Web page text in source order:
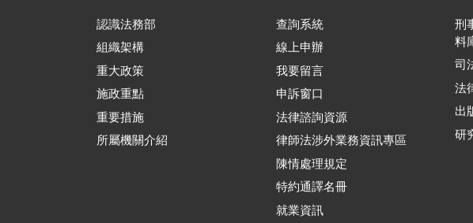
認識法務部
組織架構
重大政策
施政重點
重要措施
所屬機關介紹
查詢系統
線上申辦
我要留言
申訴窗口
法律諮詢資源
律師法涉外業務資訊專區
陳情處理規定
特約通譯名冊
就業資訊
刑
料
司
法
出
研